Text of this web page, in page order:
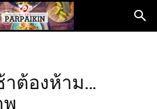
าต้องห้าม…